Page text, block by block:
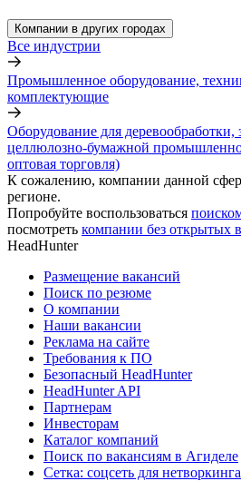
Компании в других городах
Все индустрии
Промышленное оборудование,
комплектующие
Оборудование для деревообработки,
целлюлозно-бумажной
оптовая торговля)
К сожалению, компании данной
регионе.
Попробуйте воспользоваться
посмотреть компании без открытых
HeadHunter
Размещение вакансий
Поиск по резюме
О компании
Наши вакансии
Реклама на сайте
Требования к ПО
Безопасный HeadHunter
HeadHunter API
Партнерам
Инвесторам
Каталог компаний
Поиск по вакансиям в Агиделе
Сетка: соцсеть для нетворкинга